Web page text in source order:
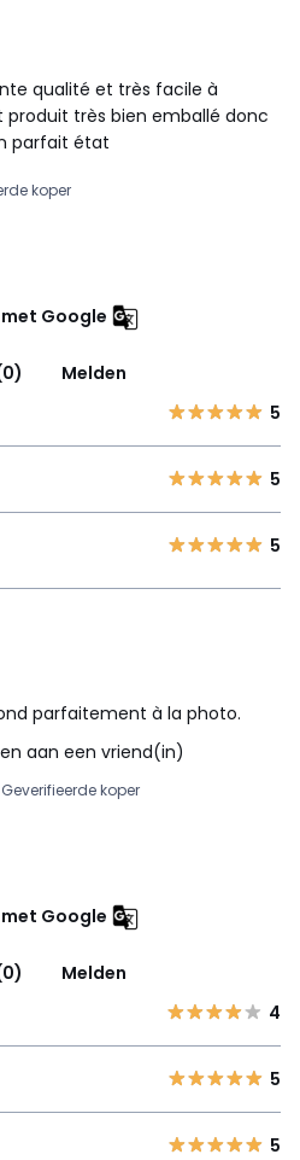
qualité et très facile à
produit très bien emballé donc
parfait état
koper
Google
Melden
5
5
5
parfaitement à la photo.
aan een vriend(in)
Geverifieerde koper
Google
Melden
4
5
5